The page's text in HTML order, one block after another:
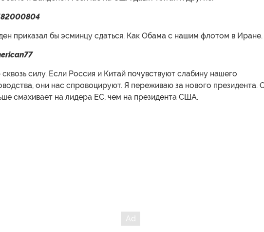
приказал бы эсминцу сдаться. Как Обама с нашим флотом в Иране.
силу. Если Россия и Китай почувствуют слабину нашего
они нас спровоцируют. Я переживаю за нового президента.
смахивает на лидера ЕС, чем на президента США.